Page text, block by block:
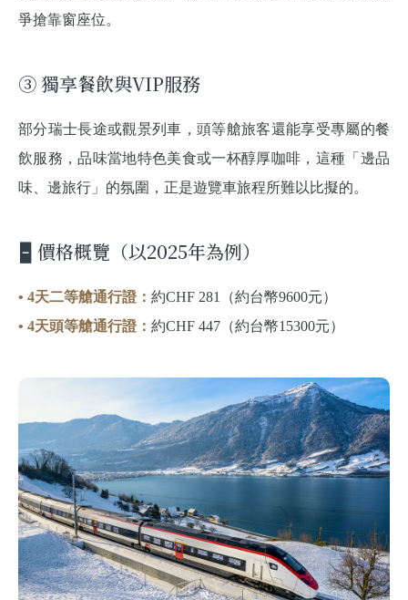
爭搶靠窗座位。
③ 獨享餐飲與VIP服務
部分瑞士長途或觀景列車，頭等艙旅客還能享受專屬的餐
飲服務，品味當地特色美食或一杯醇厚咖啡，這種「邊品
味、邊旅行」的氛圍，正是遊覽車旅程所難以比擬的。
🁢 價格概覽（以2025年為例）
• 4天二等艙通行證： 約CHF 281（約台幣9600元）
• 4天頭等艙通行證： 約CHF 447（約台幣15300元）